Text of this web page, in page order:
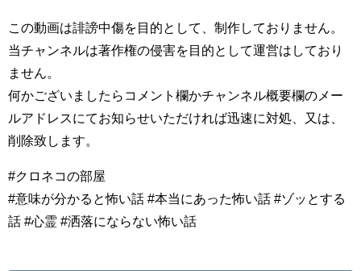
この動画は誹謗中傷を目的として、制作しておりません。
当チャンネルは著作権の侵害を目的として運営はしており
ません。
何かございましたらコメント欄かチャンネル概要欄のメー
ルアドレスにてお知らせいただければ迅速に対処、又は、
削除致します。
#クロネコの部屋
#意味が分かると怖い話 #本当にあった怖い話 #ゾッとする
話 #心霊 #洒落にならない怖い話